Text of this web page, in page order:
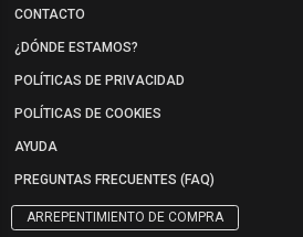
CONTACTO
¿DÓNDE ESTAMOS?
POLÍTICAS DE PRIVACIDAD
POLÍTICAS DE COOKIES
AYUDA
PREGUNTAS FRECUENTES (FAQ)
ARREPENTIMIENTO DE COMPRA